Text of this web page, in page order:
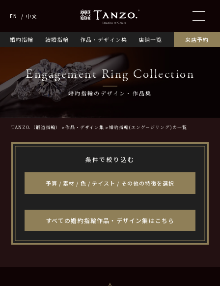
婚約指輪 結婚指輪 作品・デザイン集 店舗一覧 来店予約
EN 中文
Engagement Ring Collection
婚約指輪のデザイン・作品集
TANZO.（鍛造指輪） 作品・デザイン集 婚約指輪(エンゲージリング)の一覧
条件で絞り込む
予算 / 素材 / 色 / テイスト / その他の特徴を選択
すべての婚約指輪作品・デザイン集はこちら